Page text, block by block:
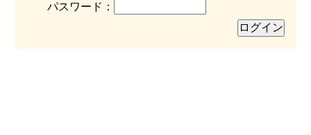
パスワード：